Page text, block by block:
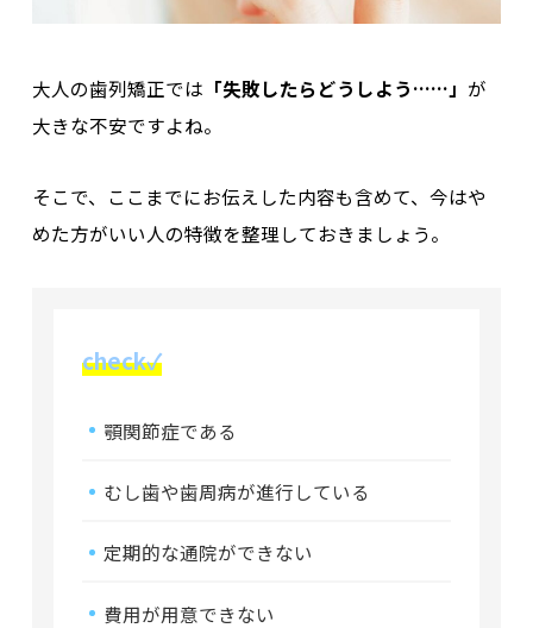
大人の歯列矯正では 「失敗したらどうしよう……」 が
大きな不安ですよね。
そこで、ここまでにお伝えした内容も含めて、今はや
めた方がいい人の特徴を整理しておきましょう。
check✓
顎関節症である
むし歯や歯周病が進行している
定期的な通院ができない
費用が用意できない